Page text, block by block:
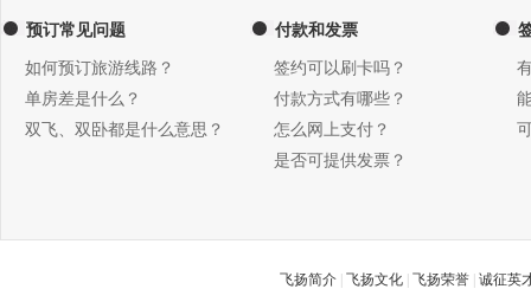
预订常见问题
如何预订旅游线路？
单房差是什么？
双飞、双卧都是什么意思？
付款和发票
签约可以刷卡吗？
付款方式有哪些？
怎么网上支付？
是否可提供发票？
飞扬简介 飞扬文化 飞扬荣誉 诚征英